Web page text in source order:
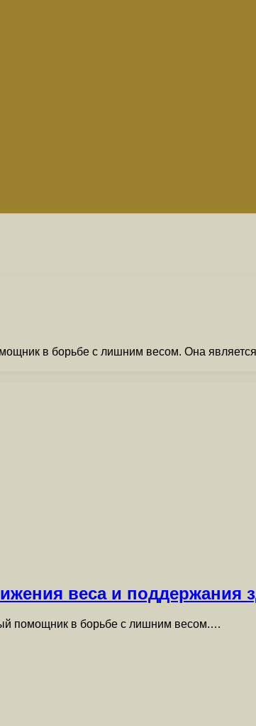
в борьбе с лишним весом. Она
веса и поддержания
помощник в борьбе с лишним весом.…